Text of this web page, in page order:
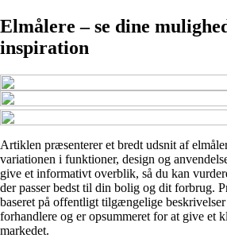
Elmålere – se dine
inspiration
Artiklen præsenterer et bredt udsnit af
variationen i funktioner, design og
give et informativt overblik, så du kan
der passer bedst til din bolig og dit forbrug.
baseret på offentligt tilgængelige
forhandlere og er opsummeret for at give et
markedet.